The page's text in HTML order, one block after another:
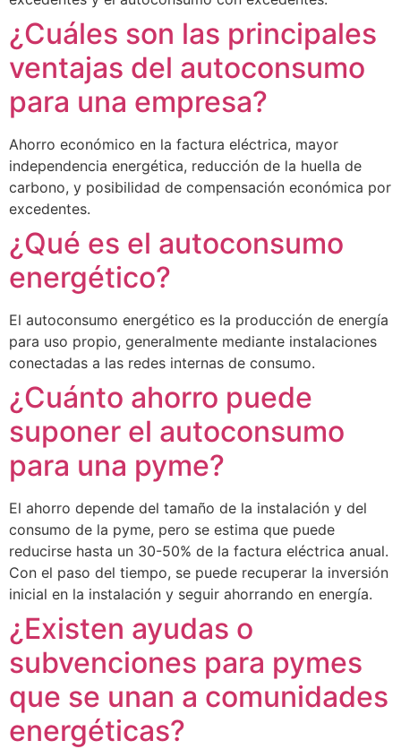
¿Cuáles son las principales
ventajas del autoconsumo
para una empresa?
Ahorro económico en la factura eléctrica, mayor
independencia energética, reducción de la huella de
carbono, y posibilidad de compensación económica por
excedentes.
¿Qué es el autoconsumo
energético?
El autoconsumo energético es la producción de energía
para uso propio, generalmente mediante instalaciones
conectadas a las redes internas de consumo.
¿Cuánto ahorro puede
suponer el autoconsumo
para una pyme?
El ahorro depende del tamaño de la instalación y del
consumo de la pyme, pero se estima que puede
reducirse hasta un 30-50% de la factura eléctrica anual.
Con el paso del tiempo, se puede recuperar la inversión
inicial en la instalación y seguir ahorrando en energía.
¿Existen ayudas o
subvenciones para pymes
que se unan a comunidades
energéticas?